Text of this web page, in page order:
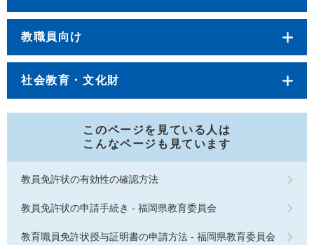
教職員向け
社会教育・文化財
このページを見ている人は
こんなページも見ています
教員免許状の有効性の確認方法
教員免許状の申請手続き - 福岡県教育委員会
教育職員免許状授与証明書の申請方法 - 福岡県教育委員会